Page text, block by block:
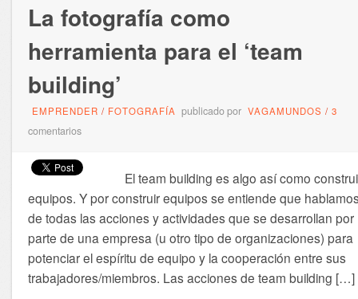
La fotografía como
herramienta para el ‘team
building’
EMPRENDER / FOTOGRAFÍA publicado por VAGAMUNDOS / 3
comentarios
El team building es algo así como
equipos. Y por construir equipos se entiende que
de todas las acciones y actividades que se desarrollan por
parte de una empresa (u otro tipo de organizaciones) para
potenciar el espíritu de equipo y la cooperación entre sus
trabajadores/miembros. Las acciones de team building […]